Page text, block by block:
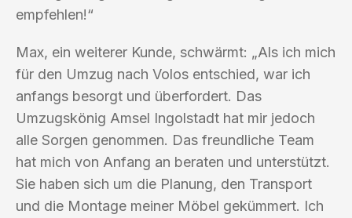
empfehlen!“
Max, ein weiterer Kunde, schwärmt: „Als ich mich
für den Umzug nach Volos entschied, war ich
anfangs besorgt und überfordert. Das
Umzugskönig Amsel Ingolstadt hat mir jedoch
alle Sorgen genommen. Das freundliche Team
hat mich von Anfang an beraten und unterstützt.
Sie haben sich um die Planung, den Transport
und die Montage meiner Möbel gekümmert. Ich